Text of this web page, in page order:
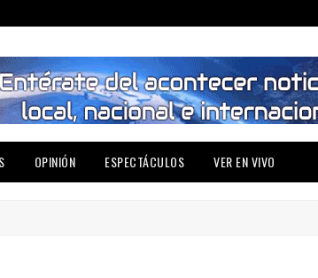
OPINIÓN ESPECTÁCULOS VER EN VIVO